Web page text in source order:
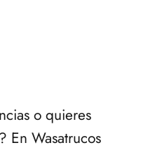
o quieres
En Wasatrucos